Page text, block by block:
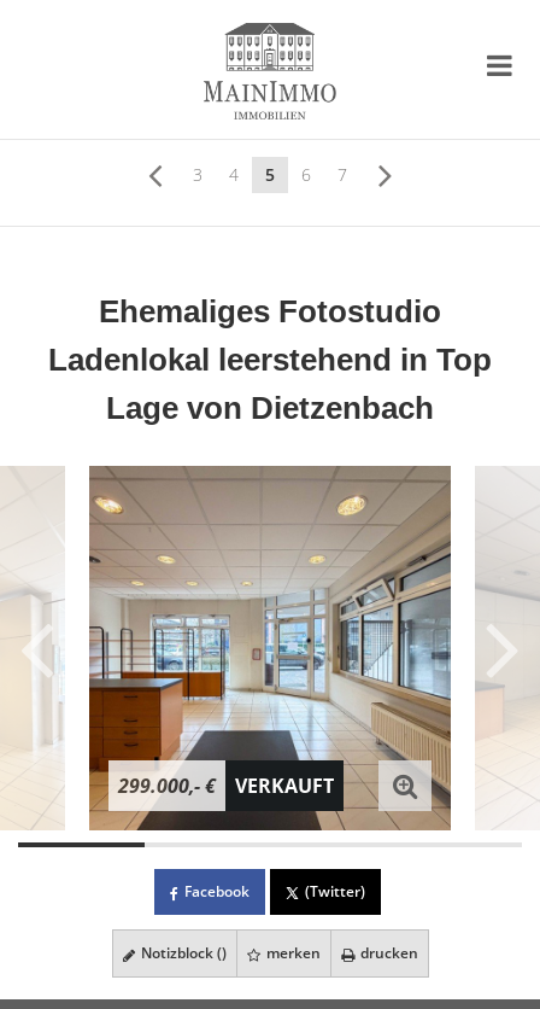
3 4 5 6 7
Ehemaliges Fotostudio
Ladenlokal leerstehend in Top
Lage von Dietzenbach
299.000,- € VERKAUFT
Facebook (Twitter)
Notizblock () merken drucken